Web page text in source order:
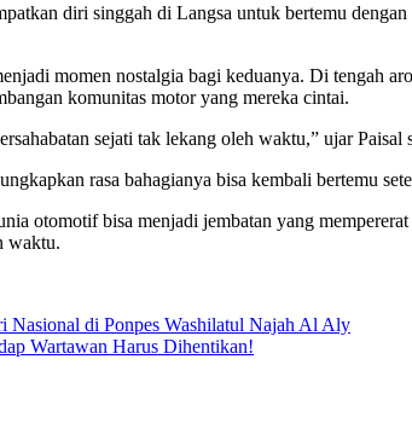
diri singgah di Langsa untuk bertemu
momen nostalgia bagi keduanya. Di tengah
komunitas motor yang mereka cintai.
sejati tak lekang oleh waktu,” ujar Paisal
rasa bahagianya bisa kembali bertemu
otomotif bisa menjadi jembatan yang
waktu.
Nasional di Ponpes Washilatul Najah Al Aly
Wartawan Harus Dihentikan!